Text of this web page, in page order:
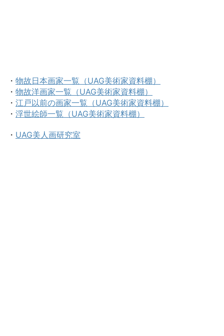
・ 物故日本画家一覧（UAG美術家資料棚）
・ 物故洋画家一覧（UAG美術家資料棚）
・ 江戸以前の画家一覧（UAG美術家資料棚）
・ 浮世絵師一覧（UAG美術家資料棚）
・ UAG美人画研究室